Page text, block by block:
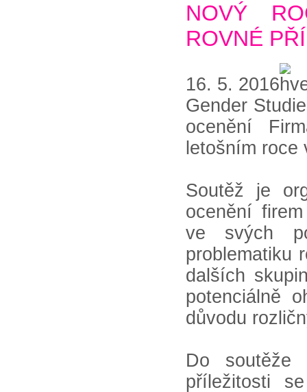
NOVÝ
ROVNÉ
16. 5. 2016
Gender
ocenění
letošním
Soutěž je
ocenění
ve svých
problematiku
dalších
potenciálně
důvodu
Do soutěže
příležitosti